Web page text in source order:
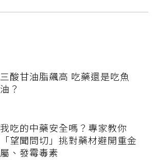
三酸甘油脂飆高 吃藥還是吃魚
油？
我吃的中藥安全嗎？專家教你
「望聞問切」挑對藥材避開重金
屬、發霉毒素